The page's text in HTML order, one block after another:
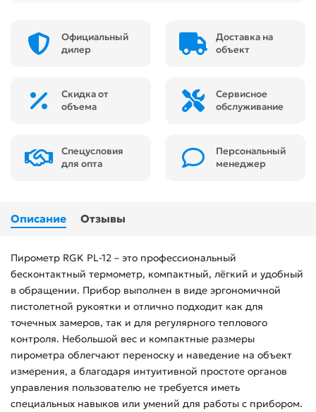
Официальный
дилер
Доставка на
объект
Скидка от
объема
Сервисное
обслуживание
Спецусловия
для опта
Персональный
менеджер
Описание Отзывы
Пирометр RGK PL-12 – это профессиональный
бесконтактный термометр, компактный, лёгкий и удобный
в обращении. Прибор выполнен в виде эргономичной
пистолетной рукоятки и отлично подходит как для
точечных замеров, так и для регулярного теплового
контроля. Небольшой вес и компактные размеры
пирометра облегчают переноску и наведение на объект
измерения, а благодаря интуитивной простоте органов
управления пользователю не требуется иметь
специальных навыков или умений для работы с прибором.